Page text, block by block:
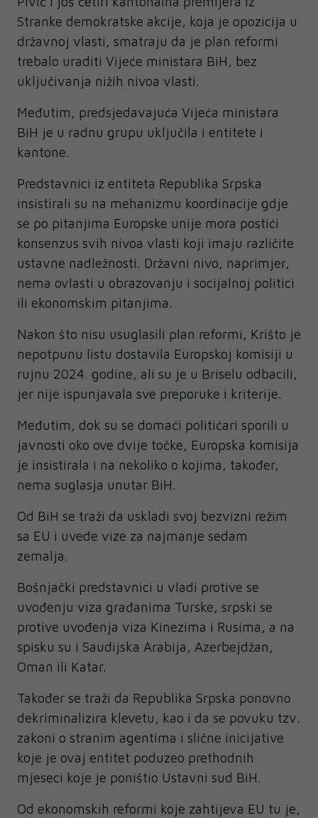
Stranke demokratske akcije, koja je opozicija u
državnoj vlasti, smatraju da je plan reformi
trebalo uraditi Vijeće ministara BiH, bez
uključivanja nižih nivoa vlasti.
Međutim, predsjedavajuća Vijeća ministara
BiH je u radnu grupu uključila i entitete i
kantone.
Predstavnici iz entiteta Republika Srpska
insistirali su na mehanizmu koordinacije gdje
se po pitanjima Europske unije mora postići
konsenzus svih nivoa vlasti koji imaju različite
ustavne nadležnosti. Državni nivo, naprimjer,
nema ovlasti u obrazovanju i socijalnoj politici
ili ekonomskim pitanjima.
Nakon što nisu usuglasili plan reformi, Krišto je
nepotpunu listu dostavila Europskoj komisiji u
rujnu 2024. godine, ali su je u Briselu odbacili,
jer nije ispunjavala sve preporuke i kriterije.
Međutim, dok su se domaći političari sporili u
javnosti oko ove dvije točke, Europska komisija
je insistirala i na nekoliko o kojima, također,
nema suglasja unutar BiH.
Od BiH se traži da uskladi svoj bezvizni režim
sa EU i uvede vize za najmanje sedam
zemalja.
Bošnjački predstavnici u vladi protive se
uvođenju viza građanima Turske, srpski se
protive uvođenja viza Kinezima i Rusima, a na
spisku su i Saudijska Arabija, Azerbejdžan,
Oman ili Katar.
Također se traži da Republika Srpska ponovno
dekriminalizira klevetu, kao i da se povuku tzv.
zakoni o stranim agentima i slične inicijative
koje je ovaj entitet poduzeo prethodnih
mjeseci koje je poništio Ustavni sud BiH.
Od ekonomskih reformi koje zahtijeva EU tu je,